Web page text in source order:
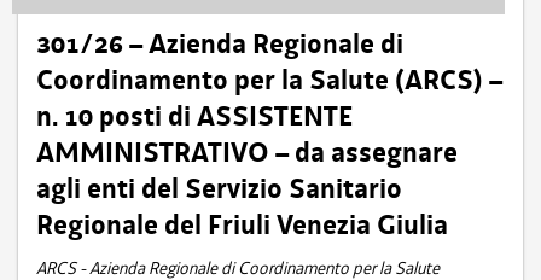
301/26 – Azienda Regionale di
Coordinamento per la Salute (ARCS) –
n. 10 posti di ASSISTENTE
AMMINISTRATIVO – da assegnare
agli enti del Servizio Sanitario
Regionale del Friuli Venezia Giulia
ARCS - Azienda Regionale di Coordinamento per la Salute